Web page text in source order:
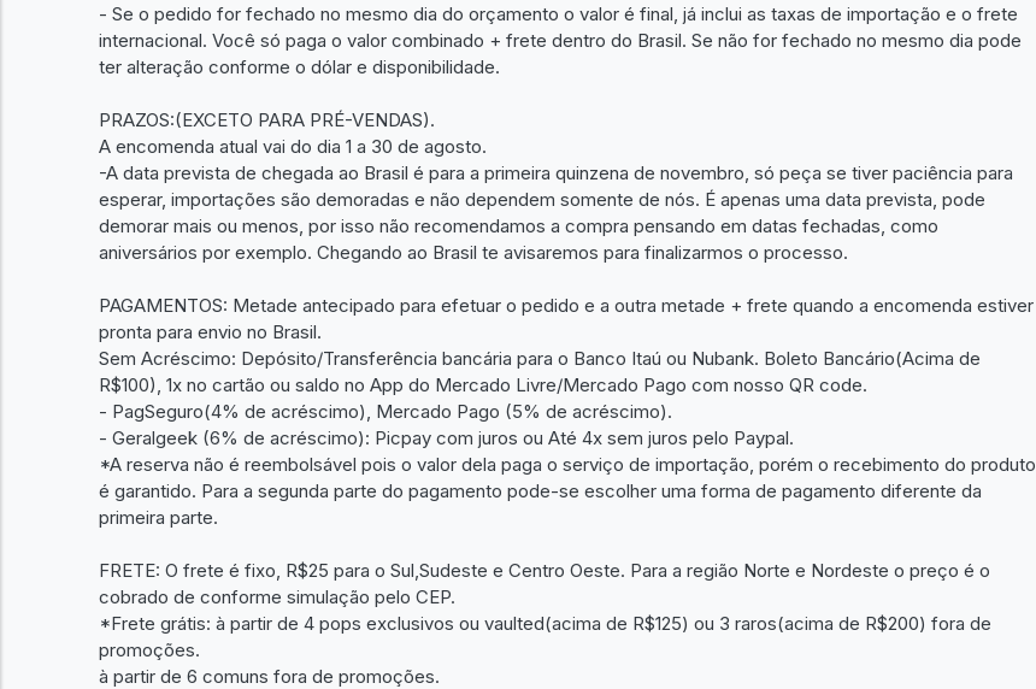
- Se o pedido for fechado no mesmo dia do orçamento o valor é final, já inclui as taxas de importação e o frete
internacional. Você só paga o valor combinado + frete dentro do Brasil. Se não for fechado no mesmo dia pode
ter alteração conforme o dólar e disponibilidade.
PRAZOS:(EXCETO PARA PRÉ-VENDAS).
A encomenda atual vai do dia 1 a 30 de agosto.
-A data prevista de chegada ao Brasil é para a primeira quinzena de novembro, só peça se tiver paciência para
esperar, importações são demoradas e não dependem somente de nós. É apenas uma data prevista, pode
demorar mais ou menos, por isso não recomendamos a compra pensando em datas fechadas, como
aniversários por exemplo. Chegando ao Brasil te avisaremos para finalizarmos o processo.
PAGAMENTOS: Metade antecipado para efetuar o pedido e a outra metade + frete quando a encomenda estiver
pronta para envio no Brasil.
Sem Acréscimo: Depósito/Transferência bancária para o Banco Itaú ou Nubank. Boleto Bancário(Acima de
R$100), 1x no cartão ou saldo no App do Mercado Livre/Mercado Pago com nosso QR code.
- PagSeguro(4% de acréscimo), Mercado Pago (5% de acréscimo).
- Geralgeek (6% de acréscimo): Picpay com juros ou Até 4x sem juros pelo Paypal.
*A reserva não é reembolsável pois o valor dela paga o serviço de importação, porém o recebimento do produto
é garantido. Para a segunda parte do pagamento pode-se escolher uma forma de pagamento diferente da
primeira parte.
FRETE: O frete é fixo, R$25 para o Sul,Sudeste e Centro Oeste. Para a região Norte e Nordeste o preço é o
cobrado de conforme simulação pelo CEP.
*Frete grátis: à partir de 4 pops exclusivos ou vaulted(acima de R$125) ou 3 raros(acima de R$200) fora de
promoções.
à partir de 6 comuns fora de promoções.